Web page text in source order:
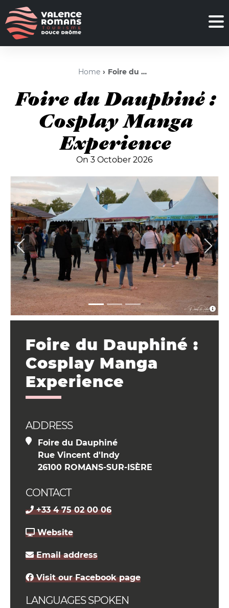
Home Foire du Dauphiné : Cosplay Manga Experience
Foire du Dauphiné :
Cosplay Manga
Experience
On 3 October 2026
Foire du Dauphiné :
Cosplay Manga
Experience
ADDRESS
Foire du Dauphiné
Rue Vincent d'Indy
26100 ROMANS-SUR-ISÈRE
CONTACT
+33 4 75 02 00 06
Website
Email address
Visit our Facebook page
LANGUAGES SPOKEN